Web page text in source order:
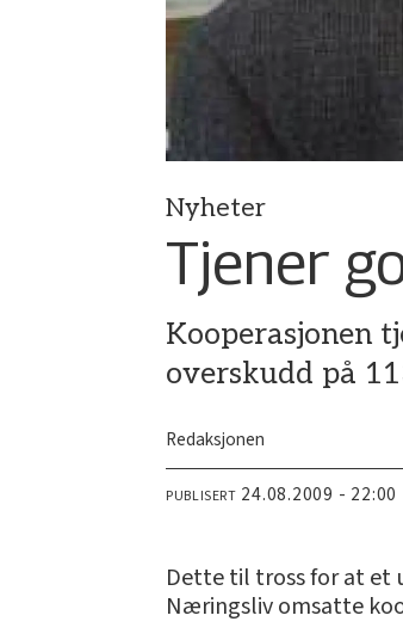
Nyheter
Tjener
Kooperasjonen
overskudd på
Redaksjonen
PUBLISERT 24.08.2009 - 22:00
Dette til tross for at et
Næringsliv omsatte